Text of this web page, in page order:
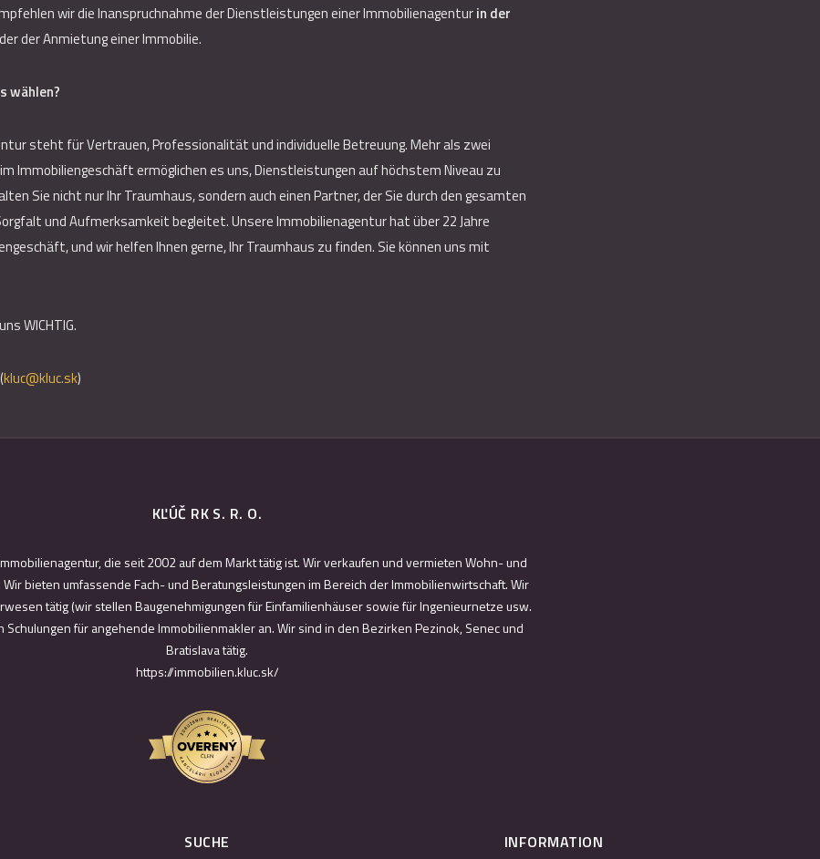
wir die Inanspruchnahme der Dienstleistungen einer Immobilienagenturin der
der Anmietung einer Immobilie.
wählen?
steht für Vertrauen, Professionalität und individuelle Betreuung. Mehr als zwei
Immobiliengeschäft ermöglichen es uns, Dienstleistungen auf höchstem Niveau zu
Sie nicht nur Ihr Traumhaus, sondern auch einen Partner, der Sie durch den gesamten
und Aufmerksamkeit begleitet. Unsere Immobilienagentur hat über 22 Jahre
und wir helfen Ihnen gerne, Ihr Traumhaus zu finden. Sie können uns mit
WICHTIG.
kluc@kluc.sk)
KĽÚČ RK S. R. O.
die seit 2002 auf dem Markt tätig ist. Wir verkaufen und vermieten Wohn- und
bieten umfassende Fach- und Beratungsleistungen im Bereich der Immobilienwirtschaft. Wir
tätig (wir stellen Baugenehmigungen für Einfamilienhäuser sowie für Ingenieurnetze usw.
Schulungen für angehende Immobilienmakler an. Wir sind in den Bezirken Pezinok, Senec und
Bratislava tätig.
https://immobilien.kluc.sk/
SUCHE INFORMATION